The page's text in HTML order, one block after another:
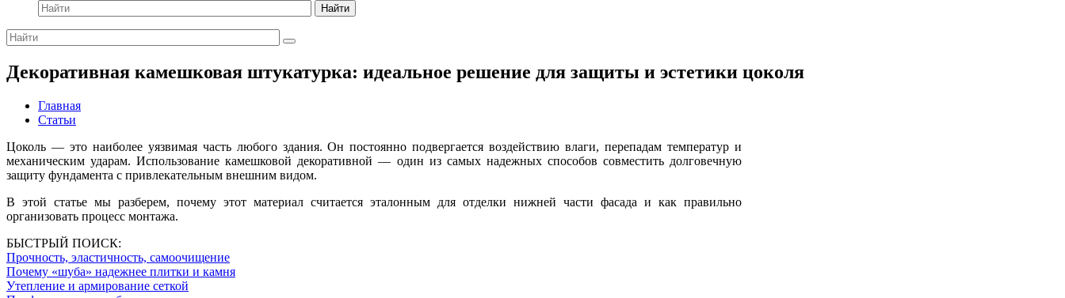
Найти
Декоративная камешковая штукатурка: идеальное решение для защиты и эстетики цоколя
Главная
Статьи
Цоколь — это наиболее уязвимая часть любого здания. Он постоянно подвергается воздействию влаги, перепадам температур и
механическим ударам. Использование камешковой декоративной — один из самых надежных способов совместить долговечную
защиту фундамента с привлекательным внешним видом.
В этой статье мы разберем, почему этот материал считается эталонным для отделки нижней части фасада и как правильно
организовать процесс монтажа.
БЫСТРЫЙ ПОИСК:
Прочность, эластичность, самоочищение
Почему «шуба» надежнее плитки и камня
Утепление и армирование сеткой